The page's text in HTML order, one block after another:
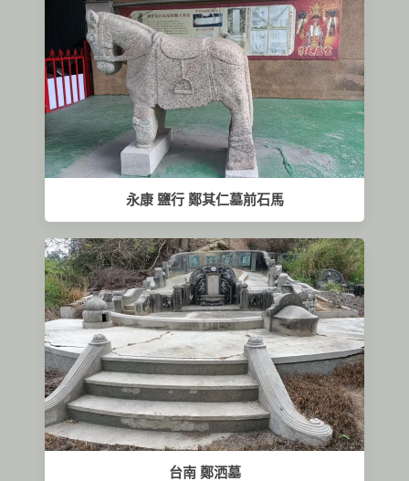
永康 鹽行 鄭其仁墓前石馬
台南 鄭洒墓